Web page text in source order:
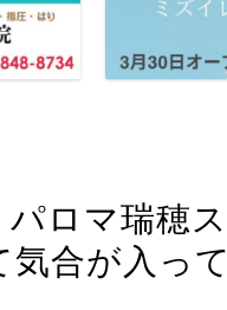
パロマ瑞穂
合が入っ